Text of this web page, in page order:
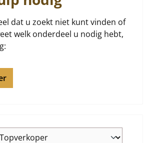
dat u zoekt niet kunt vinden of
welk onderdeel u nodig hebt,